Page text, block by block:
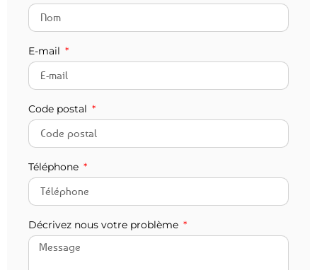
E-mail
Code postal
Téléphone
Décrivez nous votre problème